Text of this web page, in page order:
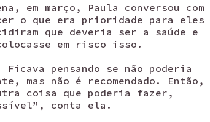
em março, Paula conversou com
o que era prioridade para eles
que deveria ser a saúde e
em risco isso.
pensando se não poderia
mas não é recomendado. Então,
coisa que poderia fazer,
conta ela.